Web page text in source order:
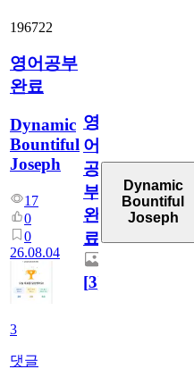
196722
영어공부
완료
Dynamic
Bountiful
Joseph
17
0
0
26.08.04
3
댓글
영
어
공
부
완
료
[3]
Dynamic
Bountiful
Joseph